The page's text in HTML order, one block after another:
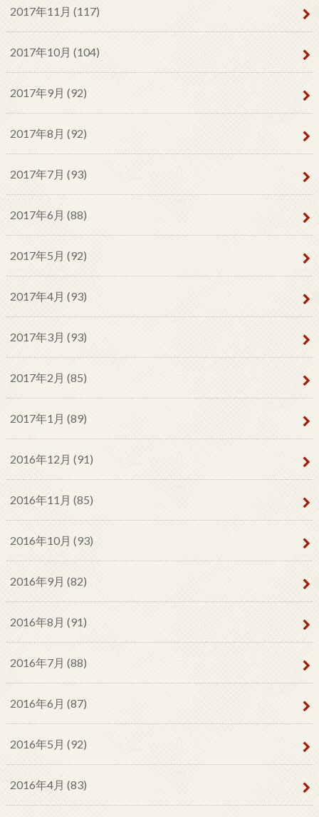
2017年11月 (117)
2017年10月 (104)
2017年9月 (92)
2017年8月 (92)
2017年7月 (93)
2017年6月 (88)
2017年5月 (92)
2017年4月 (93)
2017年3月 (93)
2017年2月 (85)
2017年1月 (89)
2016年12月 (91)
2016年11月 (85)
2016年10月 (93)
2016年9月 (82)
2016年8月 (91)
2016年7月 (88)
2016年6月 (87)
2016年5月 (92)
2016年4月 (83)